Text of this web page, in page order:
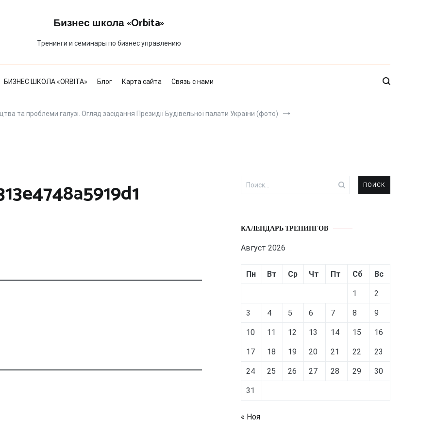
Бизнес школа «Orbita»
Тренинги и семинары по бизнес управлению
БИЗНЕС ШКОЛА «ORBITA» Блог Карта сайта Связь с нами
та проблеми галузі. Огляд засідання Президії Будівельної палати України (фото)
Найти:
КАЛЕНДАРЬ ТРЕНИНГОВ
Август 2026
Пн Вт Ср Чт Пт Сб Вс
1 2
3 4 5 6 7 8 9
10 11 12 13 14 15 16
17 18 19 20 21 22 23
24 25 26 27 28 29 30
31
« Ноя